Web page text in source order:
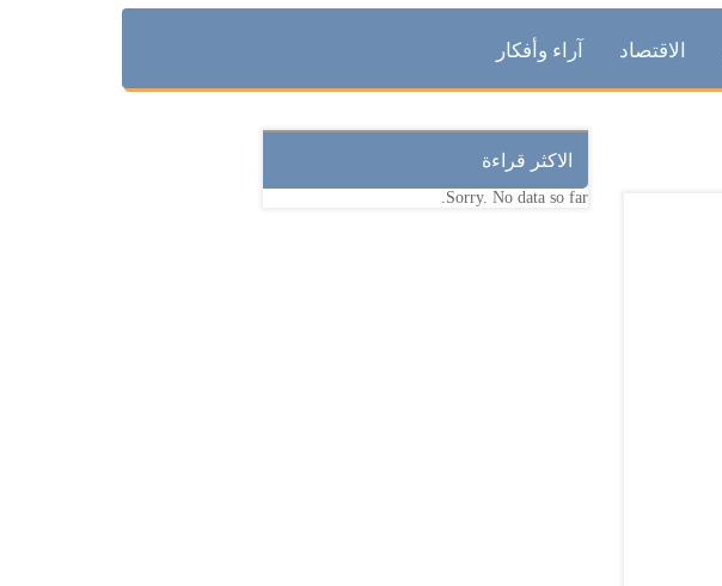
الاقتصاد آراء وأفكار
الاكثر قراءة
Sorry. No data so far.